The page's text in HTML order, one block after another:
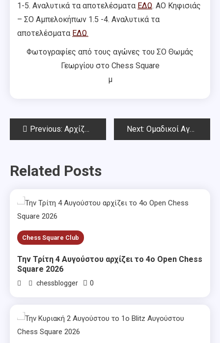
1-5. Αναλυτικά τα αποτελέσματα ΕΔΩ. ΑΟ Κηφισιάς
– ΣΟ Αμπελοκήπων 1.5 -4. Αναλυτικά τα
αποτελέσματα ΕΔΩ.
Φωτογραφίες από τους αγώνες του ΣΟ Θωμάς
Γεωργίου στο Chess Square
μ
PostPrevious: Aρχίζει σήμερα το 175ο Όπεν Αμπελοκήπων Next: Ομαδικοί Αγώνες Αττικής 26.01.2020
Related Posts
Chess Square Club
Την Τρίτη 4 Αυγούστου αρχίζει το 4ο Open Chess
Square 2026
chessblogger 0